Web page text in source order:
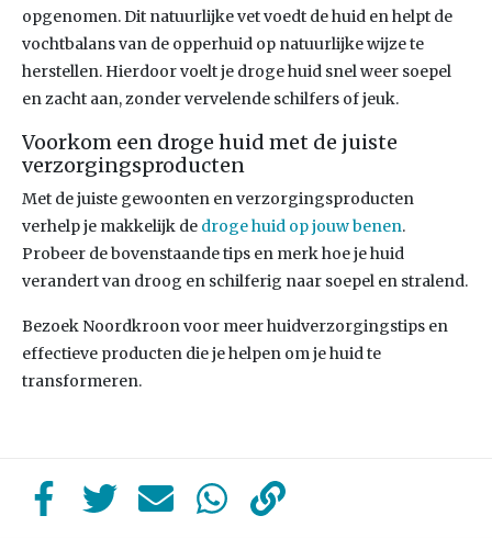
opgenomen. Dit natuurlijke vet voedt de huid en helpt de
vochtbalans van de opperhuid op natuurlijke wijze te
herstellen. Hierdoor voelt je droge huid snel weer soepel
en zacht aan, zonder vervelende schilfers of jeuk.
Voorkom een droge huid met de juiste
verzorgingsproducten
Met de juiste gewoonten en verzorgingsproducten
verhelp je makkelijk de droge huid op jouw benen.
Probeer de bovenstaande tips en merk hoe je huid
verandert van droog en schilferig naar soepel en stralend.
Bezoek Noordkroon voor meer huidverzorgingstips en
effectieve producten die je helpen om je huid te
transformeren.